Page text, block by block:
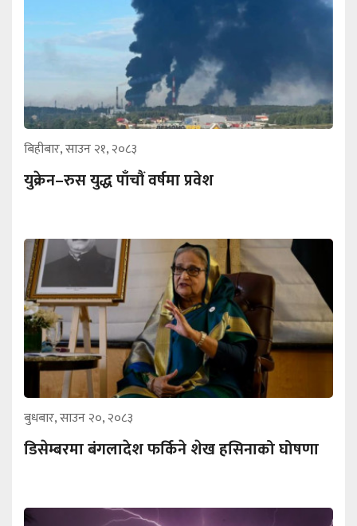
बिहीबार, साउन २१, २०८३
युक्रेन–रुस युद्ध पाँचौं वर्षमा प्रवेश
बुधबार, साउन २०, २०८३
डिसेम्बरमा बंगलादेश फर्किने शेख हसिनाको घोषणा